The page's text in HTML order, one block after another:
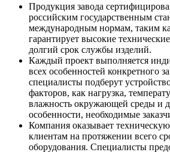
Продукция завода
российским государственным
международным нормам, таким
гарантирует высокие
долгий срок службы изделий.
Каждый проект выполняется
всех особенностей конкретного
специалисты подберут
факторов, как нагрузка,
влажность окружающей среды и
особенности, необходимые
Компания оказывает
клиентам на протяжении всего
оборудования. Специалисты